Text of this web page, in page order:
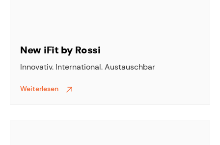
New iFit by Rossi
Innovativ. International. Austauschbar
Weiterlesen